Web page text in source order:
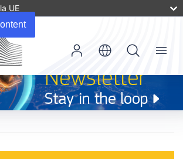
UE
Menu